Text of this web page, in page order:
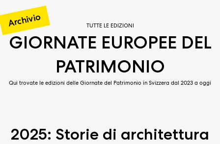
Metanavigazione
TUTTE LE EDIZIONI
Archivio
GIORNATE EUROPEE DEL
PATRIMONIO
Qui trovate le edizioni delle Giornate del Patrimonio in Svizzera dal 2023 a oggi
2025: Storie di architettura